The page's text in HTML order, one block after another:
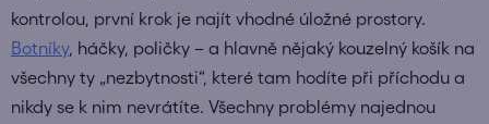
kontrolou, první krok je najít vhodné úložné prostory.
Botníky, háčky, poličky – a hlavně nějaký kouzelný košík na
všechny ty „nezbytnosti“, které tam hodíte při příchodu a
nikdy se k nim nevrátíte. Všechny problémy najednou